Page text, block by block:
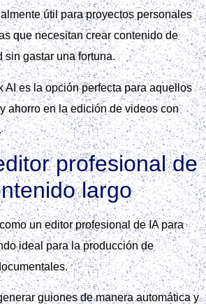
útil para proyectos personales
que necesitan crear contenido de
sin gastar una fortuna.
AI es la opción perfecta para aquellos
ahorro en la edición de videos con
profesional de
largo
un editor profesional de IA para
ideal para la producción de
guiones de manera automática y